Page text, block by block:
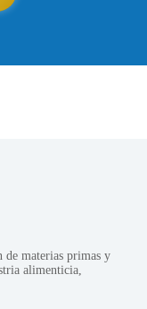
materias primas y
alimenticia,